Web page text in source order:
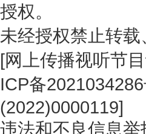
授权。
未经授权禁止转
[网上传播视听节
ICP备
(2022)0000119]
违法和不良信息